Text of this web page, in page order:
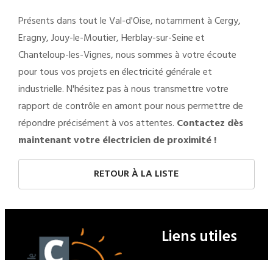
Présents dans tout le Val-d'Oise, notamment à Cergy,
Eragny, Jouy-le-Moutier, Herblay-sur-Seine et
Chanteloup-les-Vignes, nous sommes à votre écoute
pour tous vos projets en électricité générale et
industrielle. N'hésitez pas à nous transmettre votre
rapport de contrôle en amont pour nous permettre de
répondre précisément à vos attentes. Contactez dès
maintenant votre électricien de proximité !
RETOUR À LA LISTE
Liens utiles